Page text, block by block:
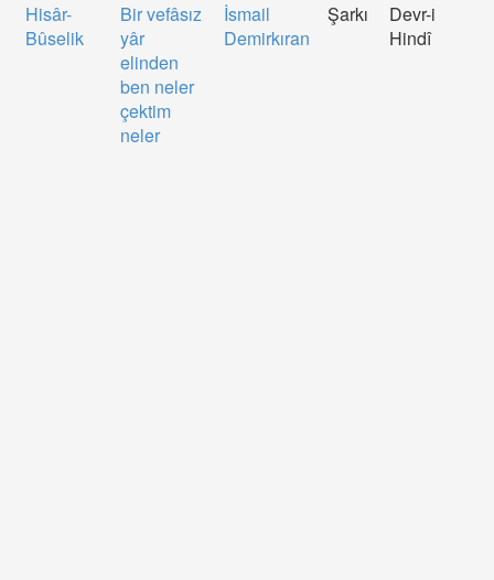
Hisâr-
Bûselik
Bir vefâsız
yâr
elinden
ben neler
çektim
neler
İsmail
Demirkıran
Şarkı
Devr-i
Hindî